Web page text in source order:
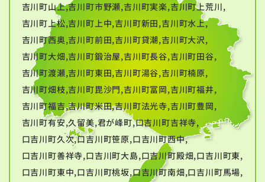
吉川町山上,吉川町市野瀬,吉川町実楽,吉川町上荒川,
吉川町上松,吉川町上中,吉川町新田,吉川町水上,
吉川町西奥,吉川町前田,吉川町貸潮,吉川町大沢,
吉川町大畑,吉川町鍛治屋,吉川町長谷,吉川町田谷,
吉川町渡瀬,吉川町東田,吉川町湯谷,吉川町楠原,
吉川町畑枝,吉川町毘沙門,吉川町冨岡,吉川町福井,
吉川町福吉,吉川町米田,吉川町法光寺,吉川町豊岡,
吉川町有安,久留美,君が峰町,口吉川町吉祥寺,
口吉川町久次,口吉川町笹原,口吉川町西中,
口吉川町善祥寺,口吉川町大島,口吉川町殿畑,口吉川町東,
口吉川町東中,口吉川町桃坂,口吉川町南畑,口吉川町馬場,